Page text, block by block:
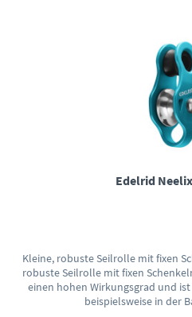
Edelrid
Kleine, robuste Seilrolle mit fixen
robuste Seilrolle mit fixen
einen hohen Wirkungsgrad und
beispielsweise in der